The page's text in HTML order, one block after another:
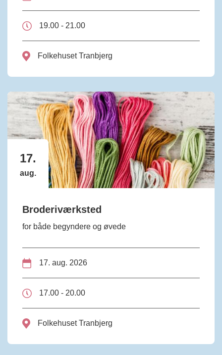
19.00 - 21.00
Folkehuset Tranbjerg
17.
aug.
Broderiværksted
for både begyndere og øvede
17. aug. 2026
17.00 - 20.00
Folkehuset Tranbjerg